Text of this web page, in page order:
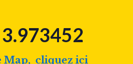
Map, cliquez ici